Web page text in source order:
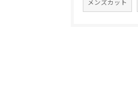
メンズカット